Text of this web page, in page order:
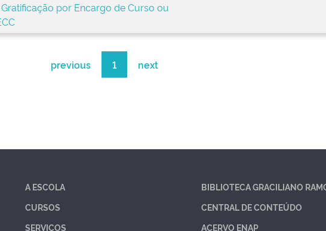
por Encargo de Curso ou
previous 1 next
A ESCOLA
CURSOS
SERVIÇOS
BIBLIOTECA GRACILIANO
CENTRAL DE CONTEÚDO
ACERVO ENAP